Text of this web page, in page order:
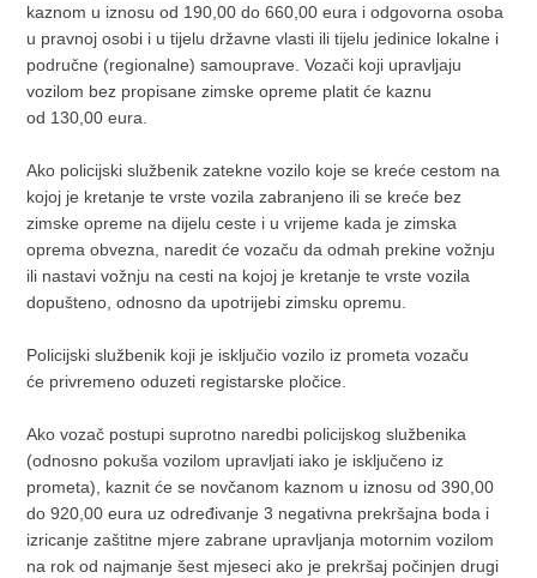
kaznom u iznosu od 190,00 do 660,00 eura i odgovorna osoba
u pravnoj osobi i u tijelu državne vlasti ili tijelu jedinice lokalne i
područne (regionalne) samouprave. Vozači koji upravljaju
vozilom bez propisane zimske opreme platit će kaznu
od 130,00 eura.
Ako policijski službenik zatekne vozilo koje se kreće cestom na
kojoj je kretanje te vrste vozila zabranjeno ili se kreće bez
zimske opreme na dijelu ceste i u vrijeme kada je zimska
oprema obvezna, naredit će vozaču da odmah prekine vožnju
ili nastavi vožnju na cesti na kojoj je kretanje te vrste vozila
dopušteno, odnosno da upotrijebi zimsku opremu.
Policijski službenik koji je isključio vozilo iz prometa vozaču
će privremeno oduzeti registarske pločice.
Ako vozač postupi suprotno naredbi policijskog službenika
(odnosno pokuša vozilom upravljati iako je isključeno iz
prometa), kaznit će se novčanom kaznom u iznosu od 390,00
do 920,00 eura uz određivanje 3 negativna prekršajna boda i
izricanje zaštitne mjere zabrane upravljanja motornim vozilom
na rok od najmanje šest mjeseci ako je prekršaj počinjen drugi